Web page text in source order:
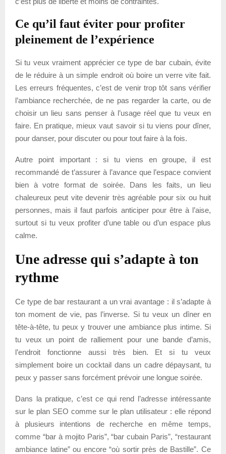
Ce qu’il faut éviter pour profiter
pleinement de l’expérience
Si tu veux vraiment apprécier ce type de bar cubain, évite
de le réduire à un simple endroit où boire un verre vite fait.
Les erreurs fréquentes, c’est de venir trop tôt sans vérifier
l’ambiance recherchée, de ne pas regarder la carte, ou de
choisir un lieu sans penser à l’usage réel que tu veux en
faire. En pratique, mieux vaut savoir si tu viens pour dîner,
pour danser, pour discuter ou pour tout faire à la fois.
Autre point important : si tu viens en groupe, il est
recommandé de t’assurer à l’avance que l’espace convient
bien à votre format de soirée. Dans les faits, un lieu
chaleureux peut vite devenir très agréable pour six ou huit
personnes, mais il faut parfois anticiper pour être à l’aise,
surtout si tu veux profiter d’une table ou d’un espace plus
calme.
Une adresse qui s’adapte à ton
rythme
Ce type de bar restaurant a un vrai avantage : il s’adapte à
ton moment de vie, pas l’inverse. Si tu veux un dîner en
tête-à-tête, tu peux y trouver une ambiance plus intime. Si
tu veux un point de ralliement pour une bande d’amis,
l’endroit fonctionne aussi très bien. Et si tu veux
simplement boire un cocktail dans un cadre dépaysant, tu
peux y passer sans forcément prévoir une longue soirée.
Dans la pratique, c’est ce qui rend l’adresse intéressante
sur le plan SEO comme sur le plan utilisateur : elle répond
à plusieurs intentions de recherche en même temps,
comme “bar à mojito Paris”, “bar cubain Paris”, “restaurant
ambiance latine” ou encore “où sortir près de Bastille”. Ce